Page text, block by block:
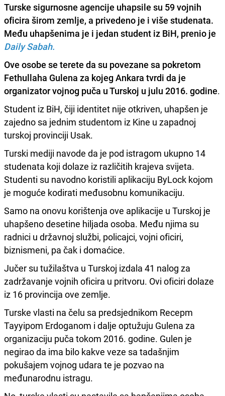
Turske sigurnosne agencije uhapsile su 59 vojnih
oficira širom zemlje, a privedeno je i više studenata.
Među uhapšenima je i jedan student iz BiH, prenio je
Daily Sabah.
Ove osobe se terete da su povezane sa pokretom
Fethullaha Gulena za kojeg Ankara tvrdi da je
organizator vojnog puča u Turskoj u julu 2016. godine.
Student iz BiH, čiji identitet nije otkriven, uhapšen je
zajedno sa jednim studentom iz Kine u zapadnoj
turskoj provinciji Usak.
Turski mediji navode da je pod istragom ukupno 14
studenata koji dolaze iz različitih krajeva svijeta.
Studenti su navodno koristili aplikaciju ByLock kojom
je moguće kodirati međusobnu komunikaciju.
Samo na onovu korištenja ove aplikacije u Turskoj je
uhapšeno desetine hiljada osoba. Među njima su
radnici u državnoj službi, policajci, vojni oficiri,
biznismeni, pa čak i domaćice.
Jučer su tužilaštva u Turskoj izdala 41 nalog za
zadržavanje vojnih oficira u pritvoru. Ovi oficiri dolaze
iz 16 provincija ove zemlje.
Turske vlasti na čelu sa predsjednikom Recepm
Tayyipom Erdoganom i dalje optužuju Gulena za
organizaciju puča tokom 2016. godine. Gulen je
negirao da ima bilo kakve veze sa tadašnjim
pokušajem vojnog udara te je pozvao na
međunarodnu istragu.